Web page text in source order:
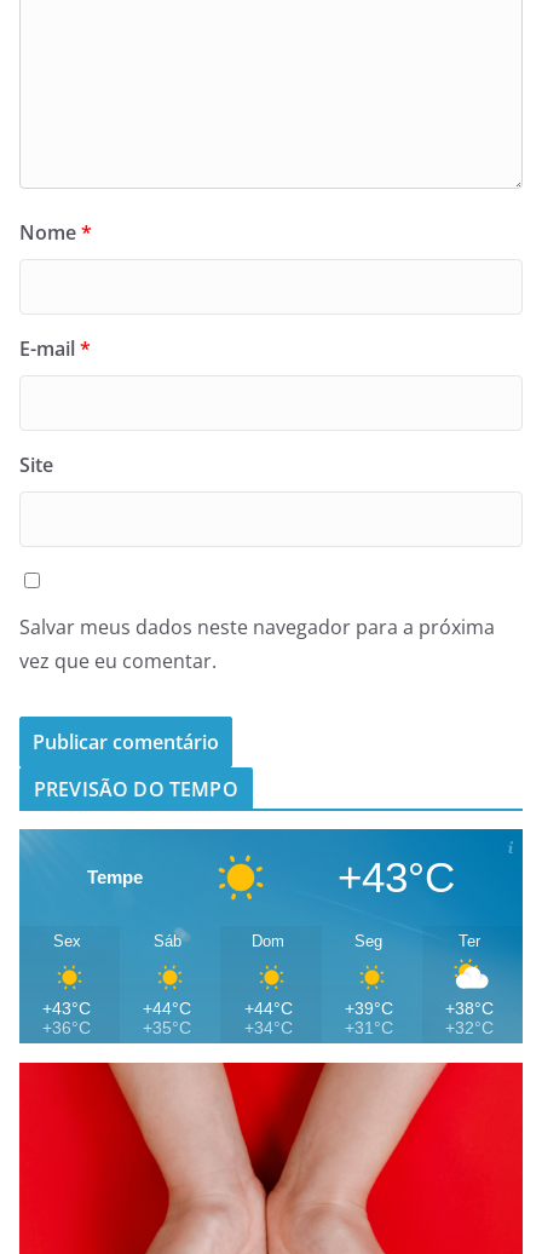
Nome*
E-mail*
Site
Salvar meus dados neste navegador para a próxima
vez que eu comentar.
PREVISÃO DO TEMPO
Tempe +43°C
Sex
+43°C
+36°C
Sáb
+44°C
+35°C
Dom
+44°C
+34°C
Seg
+39°C
+31°C
Ter
+38°C
+32°C